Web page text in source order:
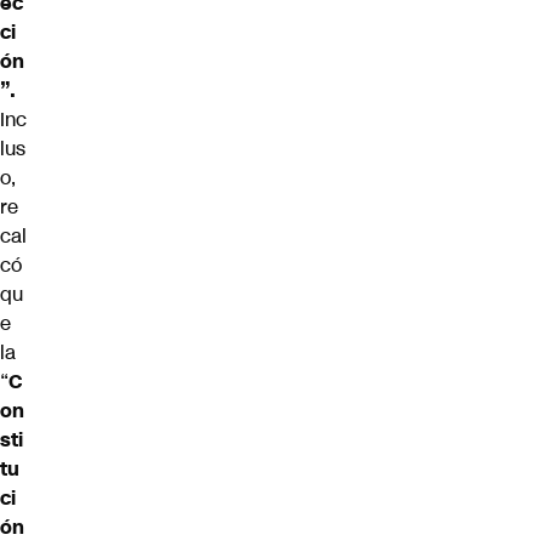
ci
ón
”.
Inc
lus
o,
re
cal
có
qu
e
la
“C
on
sti
tu
ci
ón